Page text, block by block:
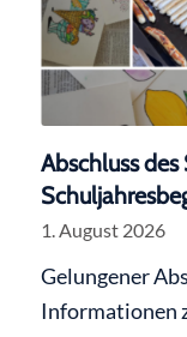
Abschluss
1. August 2026
Gelungener
Informationen